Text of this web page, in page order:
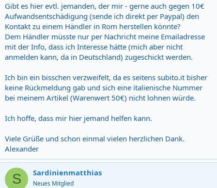
Gibt es hier evtl. jemanden, der mir - gerne auch gegen 10€
Aufwandsentschädigung (sende ich direkt per Paypal) den
Kontakt zu einem Händler in Rom herstellen könnte?
Dem Händler müsste nur per Nachricht meine Emailadresse
mit der Info, dass ich Interesse hätte (mich aber nicht
anmelden kann, da in Deutschland) zugeschickt werden.
Ich bin ein bisschen verzweifelt, da es seitens subito.it bisher
keine Rückmeldung gab und sich eine italienische Nummer
bei meinem Artikel (Warenwert 50€) nicht lohnen würde.
Ich hoffe, dass mir hier jemand helfen kann.
Viele Grüße und schon einmal vielen herzlichen Dank.
Alexander
S Sardinienmatthias
Neues Mitglied